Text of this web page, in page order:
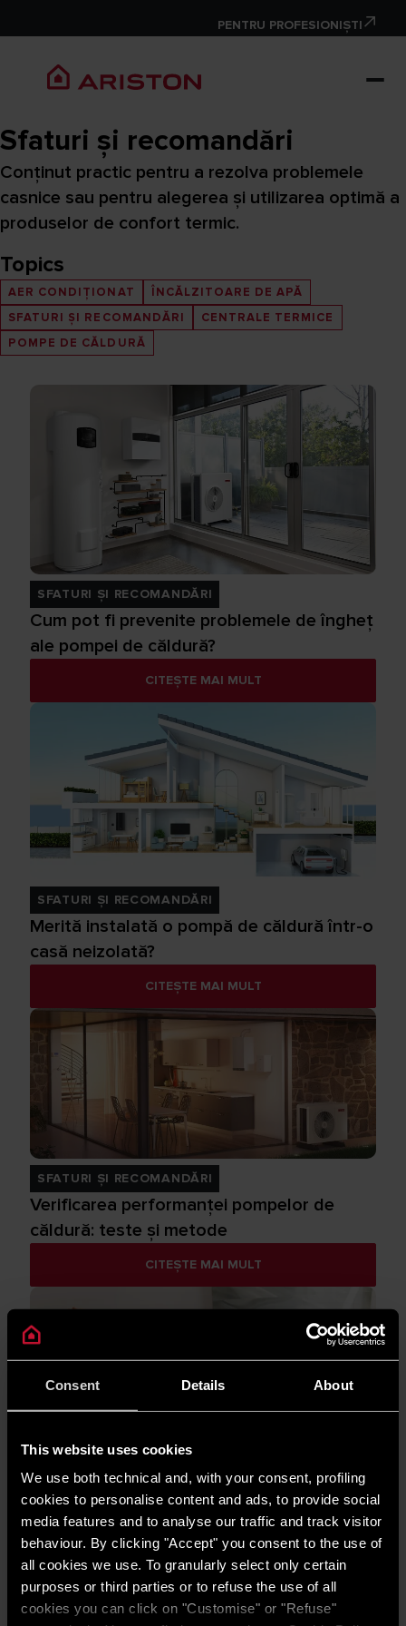
Consent Details About
This website uses cookies
We use both technical and, with your consent, profiling
cookies to personalise content and ads, to provide social
media features and to analyse our traffic and track visitor
behaviour. By clicking "Accept" you consent to the use of
all cookies we use. To granularly select only certain
purposes or third parties or to refuse the use of all
cookies you can click on "Customise" or "Refuse"
PENTRU PROFESIONIȘTI
Sfaturi și recomandări
Conținut practic pentru a rezolva problemele
casnice sau pentru alegerea și utilizarea optimă a
produselor de confort termic.
Topics
AER CONDIȚIONAT
ÎNCĂLZITOARE DE APĂ
SFATURI ȘI RECOMANDĂRI
CENTRALE TERMICE
POMPE DE CĂLDURĂ
SFATURI ȘI RECOMANDĂRI
Cum pot fi prevenite problemele de îngheț
ale pompei de căldură?
CITEȘTE MAI MULT
SFATURI ȘI RECOMANDĂRI
Merită instalată o pompă de căldură într-o
casă neizolată?
CITEȘTE MAI MULT
SFATURI ȘI RECOMANDĂRI
Verificarea performanței pompelor de
căldură: teste și metode
CITEȘTE MAI MULT
SFATURI ȘI RECOMANDĂRI
Pot cumpăra în continuare o centrală fără
condensare?
CITEȘTE MAI MULT